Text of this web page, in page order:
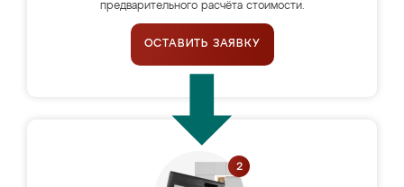
предварительного расчёта стоимости.
ОСТАВИТЬ ЗАЯВКУ